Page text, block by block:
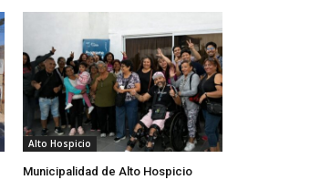
Alto Hospicio
Municipalidad de Alto Hospicio